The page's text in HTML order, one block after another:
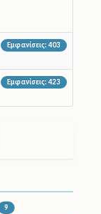
Εμφανίσεις: 403
Εμφανίσεις: 423
9